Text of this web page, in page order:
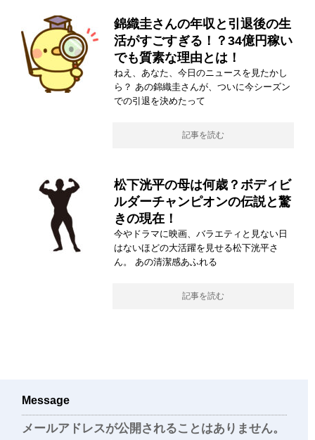
錦織圭さんの年収と引退後の生
活がすごすぎる！？34億円稼い
でも質素な理由とは！
ねえ、あなた、今日のニュースを見たかし
ら？ あの錦織圭さんが、ついに今シーズン
での引退を決めたって
記事を読む
松下洸平の母は何歳？ボディビ
ルダーチャンピオンの伝説と驚
きの現在！
今やドラマに映画、バラエティと見ない日
はないほどの大活躍を見せる松下洸平さ
ん。 あの清潔感あふれる
記事を読む
Message
メールアドレスが公開されることはありません。